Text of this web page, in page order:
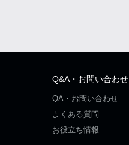
Q&A・お問い合わせ
QA・お問い合わせ
よくある質問
お役立ち情報